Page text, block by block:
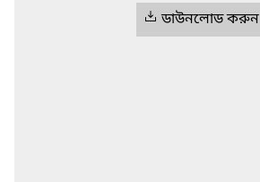
ডাউনলোড করুন